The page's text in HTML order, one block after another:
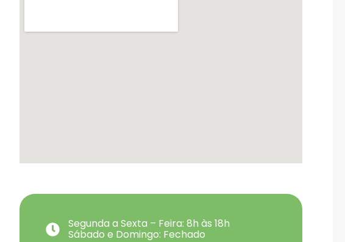
Segunda a Sexta – Feira: 8h às 18h
Sábado e Domingo: Fechado